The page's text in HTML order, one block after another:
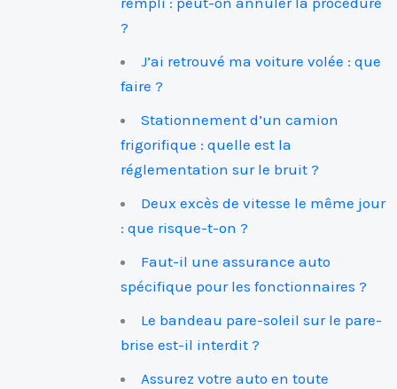
?
J’ai retrouvé ma voiture volée : que
faire ?
Stationnement d’un camion
frigorifique : quelle est la
réglementation sur le bruit ?
Deux excès de vitesse le même jour
: que risque-t-on ?
Faut-il une assurance auto
spécifique pour les fonctionnaires ?
Le bandeau pare-soleil sur le pare-
brise est-il interdit ?
Assurez votre auto en toute